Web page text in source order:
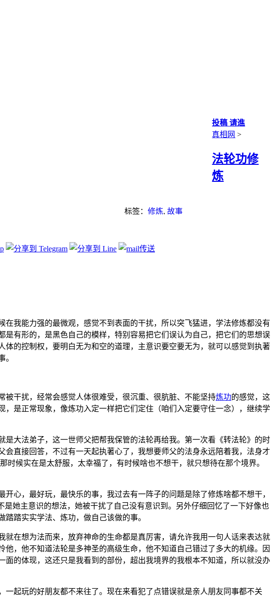
投稿 请進
真相网 >
法轮功修
炼
标签： 修炼, 故事
我能力强的最微观，感觉不到表面的干扰，所以突飞猛进，学法修炼都没有
有形的，是黑色自己的模样，特别容易把它们误认为自己，把它们的思想误
的控制权，要明白无为和空的道理，主意识要空要无为，就可以感觉到执著
。
干扰，经常会感觉人体很难受，很沉重、很肮脏、不能坚持炼功的感觉，这
是正常现象，像炼功入定一样把它们定住（咱们入定要守住一念），继续学
大法弟子，这一世师父把帮我保管的法轮再给我。第一次看《转法轮》的时
直接回答，不过有一天起执著心了，我想要师父的法身永远陪着我，法身才
候实在是太舒服，太幸福了，有时候啥也不想干，就只想待在那个境界。
心，最好玩，最快乐的事，我过去有一阵子的问题是除了修炼啥都不想干，
她主意识的想法，她被干扰了自己没有意识到。另外仔细回忆了一下好像也
踏实实学法、炼功，做自己该做的事。
在想为法而来，放弃神命的生命都是真厉害，请允许我用一句人话来表达就
，他不知道法轮是多神圣的高级生命，他不知道自己错过了多大的机缘。因
的体现，这还只是我看到的部份，超出我境界的我根本不知道，所以就没办
起玩的好朋友都不来往了。现在来看犯了点错误就是亲人朋友同事都不关